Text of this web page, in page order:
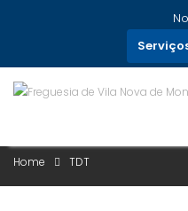
Home TDT